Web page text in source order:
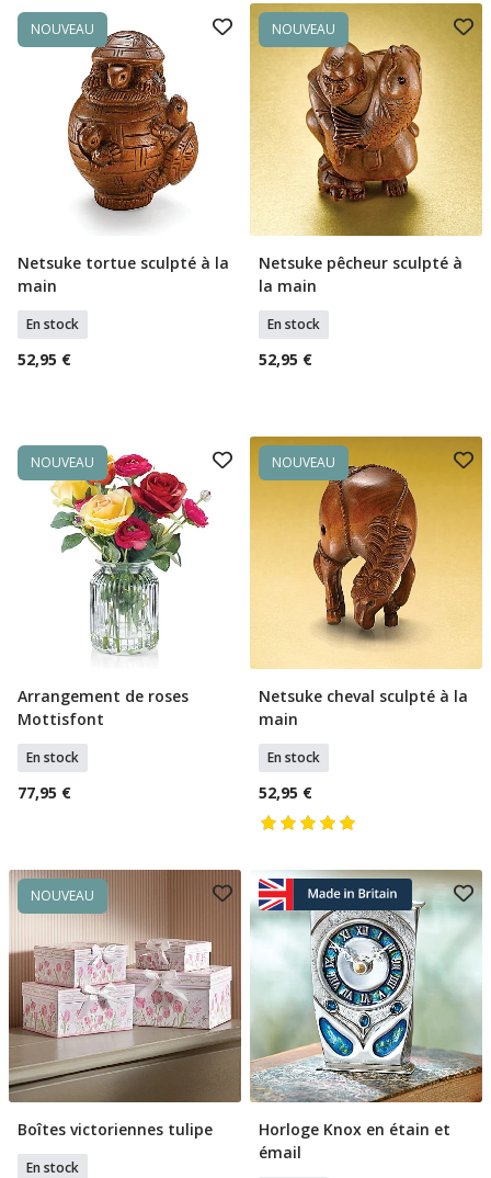
NOUVEAU
Ajouter Au Panier
Netsuke tortue sculpté à la
main
En stock
52,95 €
NOUVEAU
Ajouter Au Panier
Netsuke pêcheur sculpté à
la main
En stock
52,95 €
NOUVEAU
Ajouter Au Panier
Arrangement de roses
Mottisfont
En stock
77,95 €
NOUVEAU
Ajouter Au Panier
Netsuke cheval sculpté à la
main
En stock
52,95 €
NOUVEAU
Ajouter Au Panier
Boîtes victoriennes tulipe
En stock
Ajouter Au Panier
Horloge Knox en étain et
émail